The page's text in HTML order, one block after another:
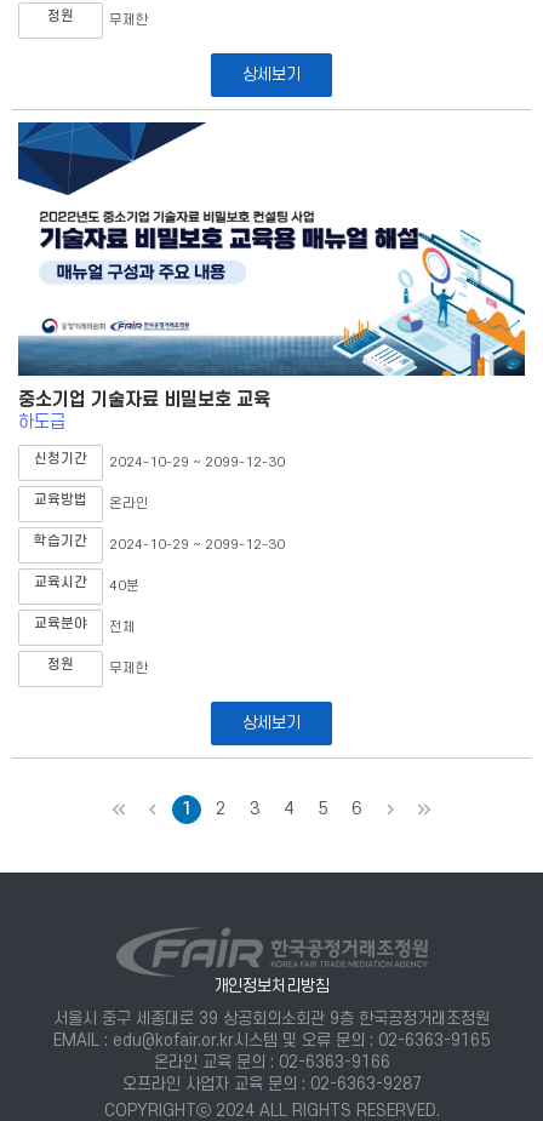
정원 무제한
상세보기
중소기업 기술자료 비밀보호 교육
하도급
신청기간 2024-10-29 ~ 2099-12-30
교육방법 온라인
학습기간 2024-10-29 ~ 2099-12-30
교육시간 40분
교육분야 전체
정원 무제한
상세보기
처음이전1 2 3 4 5 6 다음마지막
개인정보처리방침
서울시 중구 세종대로 39 상공회의소회관 9층 한국공정거래조정원
EMAIL : edu@kofair.or.kr시스템 및 오류 문의 : 02-6363-9165
온라인 교육 문의 : 02-6363-9166
오프라인 사업자 교육 문의 : 02-6363-9287
COPYRIGHTⓒ 2024 ALL RIGHTS RESERVED.